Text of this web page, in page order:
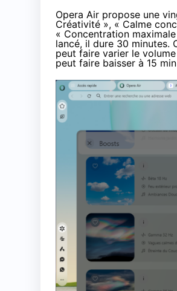
Opera Air propose une
Créativité », « Calme
« Concentration
lancé, il dure 30 minutes.
peut faire varier le
peut faire baisser à 15